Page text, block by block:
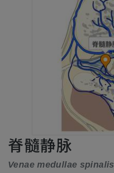
脊髓静脉
Venae medullae spinalis